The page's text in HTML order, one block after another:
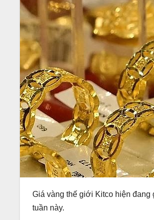
Giá vàng thế giới Kitco hiện đang
tuần này.